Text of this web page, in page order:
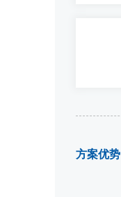
方案优势